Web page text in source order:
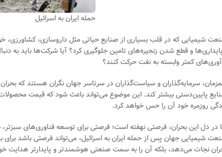
حمله ایران به اسرائیل
شیمیایی که در قلب بسیاری از صنایع حیاتی مثل داروسازی، کشاورزی،
و قطع شدن زنجیره‌های تامین جلوگیری کرد؟ آیا شرکت‌ها باید به
کمتر وابسته به نفت حرکت کنند؟
سرمایه‌گذاران و سیاست‌گذاران در سرتاسر جهان نگران هستند که
پایین‌دستی بیشتر کند. این موضوع می‌تواند باعث شود که قیمت
روزمره خود آن را حس خواهد کرد.
در دل این بحران، فرصتی نهفته است؛ فرصتی برای توسعه فناوری‌های سبز‌تر،
شیمیایی جهان پس از حمله ایران به اسرائیل، می‌تواند فرصتی باشد برای
نجات می‌دهد، بلکه آن را به سمت صنعتی هوشمندتر و پایدارتر هدایت